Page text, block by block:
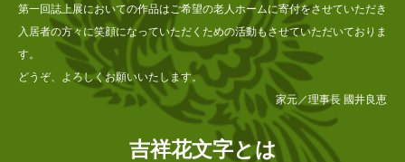
第一回誌上展においての作品はご希望の老人ホームに寄付をさせていただき
入居者の方々に笑顔になっていただくための活動もさせていただいておりま
す。
どうぞ、よろしくお願いいたします。
家元／理事長 國井良恵
吉祥花文字とは